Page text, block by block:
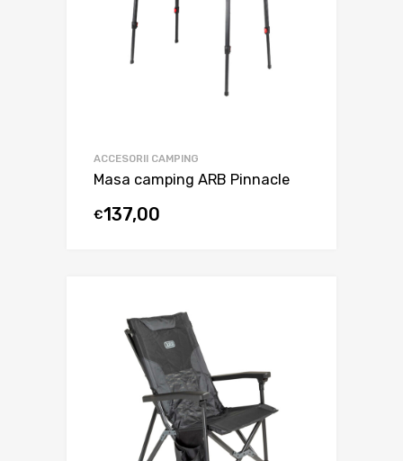
ACCESORII CAMPING
Masa camping ARB Pinnacle
€137,00